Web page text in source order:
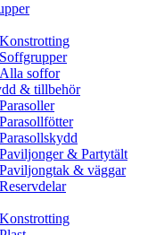
Konstrotting
Soffgrupper
Alla soffor
& tillbehör
Parasoller
Parasollfötter
Parasollskydd
Paviljonger & Partytält
Paviljongtak & väggar
Reservdelar
Konstrotting